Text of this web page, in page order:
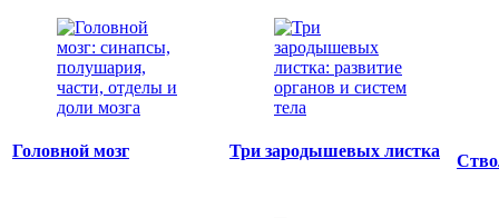
Головной мозг Три зародышевых листка